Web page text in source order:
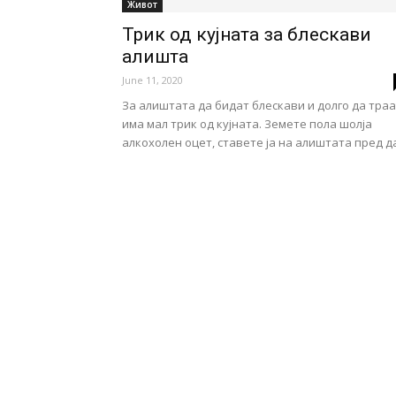
Живот
Трик од кујната за блескави
алишта
June 11, 2020
За алиштата да бидат блескави и долго да
има мал трик од кујната. Земете пола шолја
алкохолен оцет, ставете ја на алиштата пред